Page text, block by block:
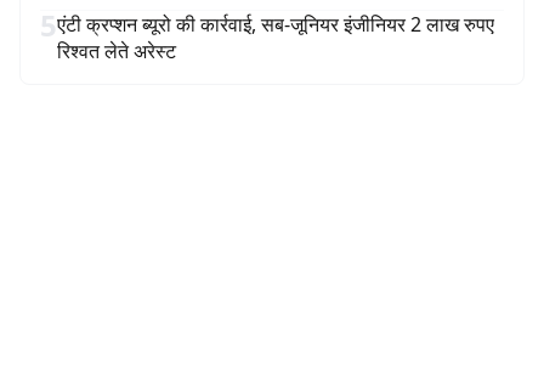
5एंटी क्रप्शन ब्यूरो की कार्रवाई, सब-जूनियर इंजीनियर 2 लाख रुपए
रिश्वत लेते अरेस्ट